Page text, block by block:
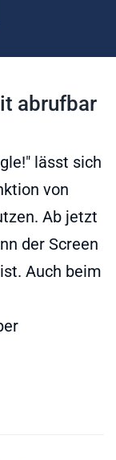
abrufbar
lässt sich
von
Ab jetzt
der Screen
Auch beim